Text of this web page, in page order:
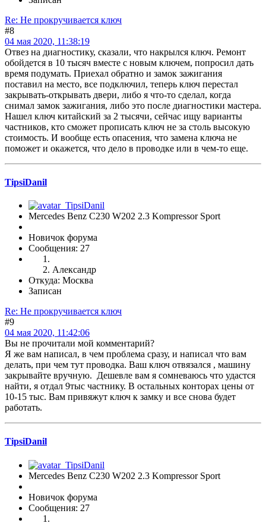
Re: Не прокручивается ключ
#8
04 мая 2020, 11:38:19
Отвез на диагностику, сказали, что накрылся ключ. Ремонт
обойдется в 10 тысяч вместе с новым ключем, попросил дать
время подумать. Приехал обратно и замок зажигания
поставил на место, все подключил, теперь ключ перестал
закрывать-открывать двери, либо я что-то сделал, когда
снимал замок зажигания, либо это после диагностики мастера.
Нашел ключ китайский за 2 тысячи, сейчас ищу варианты
частников, кто сможет прописать ключ не за столь высокую
стоимость. И вообще есть опасения, что замена ключа не
поможет и окажется, что дело в проводке или в чем-то еще.
TipsiDanil
Mercedes Benz C230 W202 2.3 Kompressor Sport
Новичок форума
Сообщения: 27
Александр
Откуда: Москва
Записан
Re: Не прокручивается ключ
#9
04 мая 2020, 11:42:06
Вы не прочитали мой комментарий?
Я же вам написал, в чем проблема сразу, и написал что вам
делать, при чем тут проводка. Ваш ключ отвязался , машину
закрывайте вручную. Дешевле вам я сомневаюсь что удастся
найти, я отдал 9тыс частнику. В остальных конторах цены от
10-15 тыс. Вам привяжут ключ к замку и все снова будет
работать.
TipsiDanil
Mercedes Benz C230 W202 2.3 Kompressor Sport
Новичок форума
Сообщения: 27